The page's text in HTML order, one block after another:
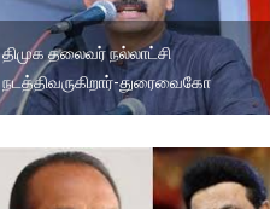
திமுக தலைவர் நல்லாட்சி
நடத்திவருகிறார்-துரைவைகோ